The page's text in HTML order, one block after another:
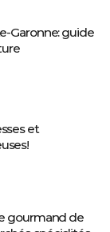
Garonne: guide
et
gourmand de